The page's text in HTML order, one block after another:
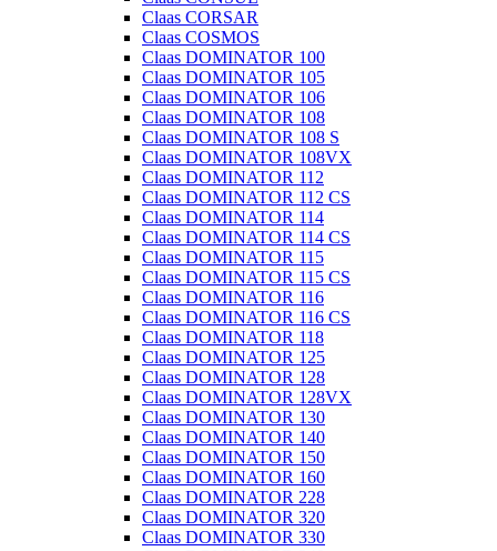
Claas CORSAR
Claas COSMOS
Claas DOMINATOR 100
Claas DOMINATOR 105
Claas DOMINATOR 106
Claas DOMINATOR 108
Claas DOMINATOR 108 S
Claas DOMINATOR 108VX
Claas DOMINATOR 112
Claas DOMINATOR 112 CS
Claas DOMINATOR 114
Claas DOMINATOR 114 CS
Claas DOMINATOR 115
Claas DOMINATOR 115 CS
Claas DOMINATOR 116
Claas DOMINATOR 116 CS
Claas DOMINATOR 118
Claas DOMINATOR 125
Claas DOMINATOR 128
Claas DOMINATOR 128VX
Claas DOMINATOR 130
Claas DOMINATOR 140
Claas DOMINATOR 150
Claas DOMINATOR 160
Claas DOMINATOR 228
Claas DOMINATOR 320
Claas DOMINATOR 330